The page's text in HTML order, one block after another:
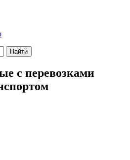
Найти
с перевозками